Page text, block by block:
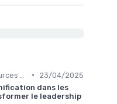
•
23/04/2025
dans les
le leadership